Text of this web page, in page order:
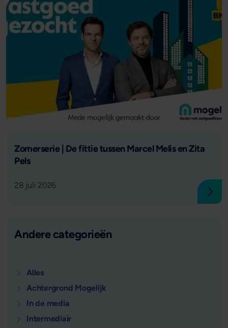
Lees verder
Zomerserie | De fittie tussen Marcel Melis en Zita
Pels
28 juli 2026
Andere categorieën
Alles
Achtergrond Mogelijk
In de media
Intermediair